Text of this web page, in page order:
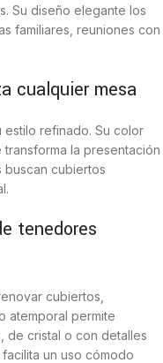
Su diseño elegante los
familiares, reuniones con
cualquier mesa
refinado. Su color
la presentación
buscan cubiertos
tenedores
cubiertos,
atemporal permite
de cristal o con detalles
un uso cómodo